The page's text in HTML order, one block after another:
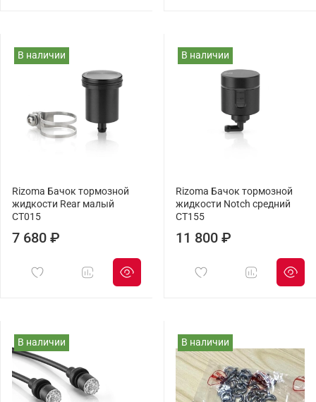
В наличии
Rizoma Бачок тормозной
жидкости Rear малый
CT015
7 680 ₽
В наличии
Rizoma Бачок тормозной
жидкости Notch средний
CT155
11 800 ₽
В наличии В наличии